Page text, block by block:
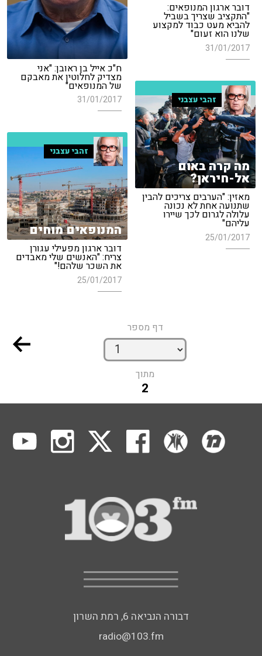
ח"כ אייל בן ראובן: "אני
מצדיק לחלוטין את מאבקם
של המנופאים"
31/01/2017
דובר ארגון המנופאים:
"התקציב שצריך בשביל
להביא מעט כבוד למקצוע
שלנו הוא זעום"
31/01/2017
זהבי עצבני
מה קרה באום
אל-חיראן?
מאזין: "הערבים צריכים להבין
שתנועה אחת לא נכונה
עלולה לגרום לכך שיירו
עליהם"
25/01/2017
זהבי עצבני
המנופאים מוחים
דובר ארגון מפעילי עגורן
צריח: "האנשים שלי מאבדים
את השכר שלהם!"
25/01/2017
דף מספר
מתוך
2
דבורה הנביאה 6, רמת השרון
radio@103.fm